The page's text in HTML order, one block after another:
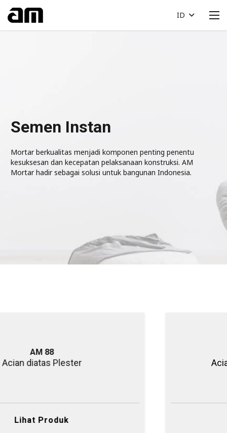
ID
Semen Instan
Mortar berkualitas menjadi komponen penting penentu
kesuksesan dan kecepatan pelaksanaan konstruksi. AM
Mortar hadir sebagai solusi untuk bangunan Indonesia.
AM 88
diatas Plester
Lihat Produk